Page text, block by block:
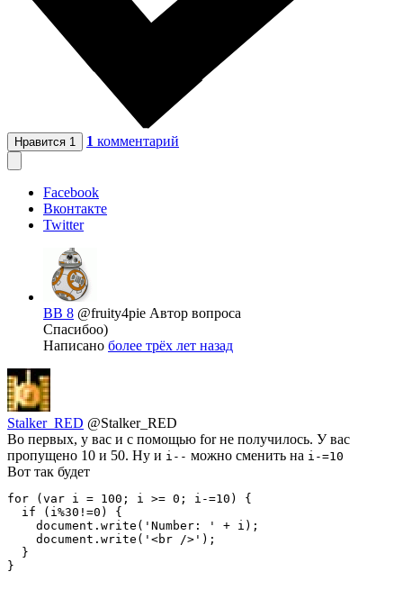
Нравится 1 1 комментарий
Facebook
Вконтакте
Twitter
BB 8 @fruity4pie Автор вопроса
Спасибоо)
Написано более трёх лет назад
Stalker_RED @Stalker_RED
Во первых, у вас и с помощью for не получилось. У вас
пропущено 10 и 50. Ну и i-- можно сменить на i-=10
Вот так будет
for (var i = 100; i >= 0; i-=10) {
  if (i%30!=0) {
    document.write('Number: ' + i);
    document.write('<br />');
  }
}